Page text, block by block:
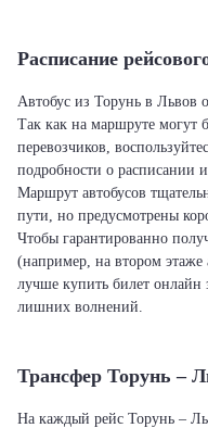
Расписание
Автобус из Торунь в Львов
Так как на маршруте могут
перевозчиков,
подробности о расписании
Маршрут автобусов
пути, но предусмотрены
Чтобы гарантированно
(например, на втором
лучше купить билет онлайн
лишних волнений.
Трансфер Торунь –
На каждый рейс Торунь –